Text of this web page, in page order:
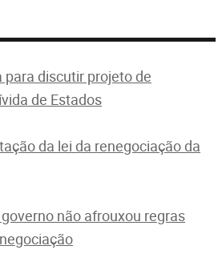
para discutir projeto de
de Estados
da lei da renegociação da
não afrouxou regras